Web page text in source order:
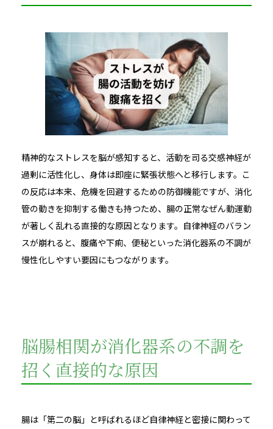
精神的なストレスを脳が感知すると、活動を司る交感神経が
過剰に活性化し、身体は即座に緊張状態へと移行します。こ
の反応は本来、危機を回避するための防御機能ですが、消化
管の動きを抑制する働きも持つため、腸の正常なぜん動運動
が著しく乱れる直接的な原因となります。自律神経のバラン
スが崩れると、腹痛や下痢、便秘といった消化器系の不調が
慢性化しやすい要因にもつながります。
脳腸相関が消化器系の不調を
招く直接的な原因
腸は「第二の脳」と呼ばれるほど自律神経と密接に関わって